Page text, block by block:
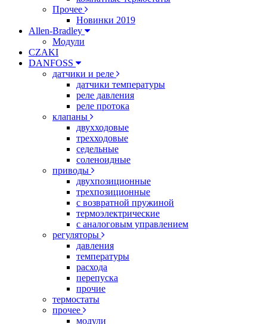
Прочее
Новинки 2019
Allen-Bradley
Модули
CZAKI
DANFOSS
датчики и реле
датчики температуры
реле давления
реле протока
клапаны
двухходовые
трехходовые
седельные
соленоидные
приводы
двухпозиционные
трехпозиционные
с возвратной пружиной
термоэлектрические
с аналоговым управлением
регуляторы
давления
температуры
расхода
перепуска
прочие
термостаты
прочее
модули